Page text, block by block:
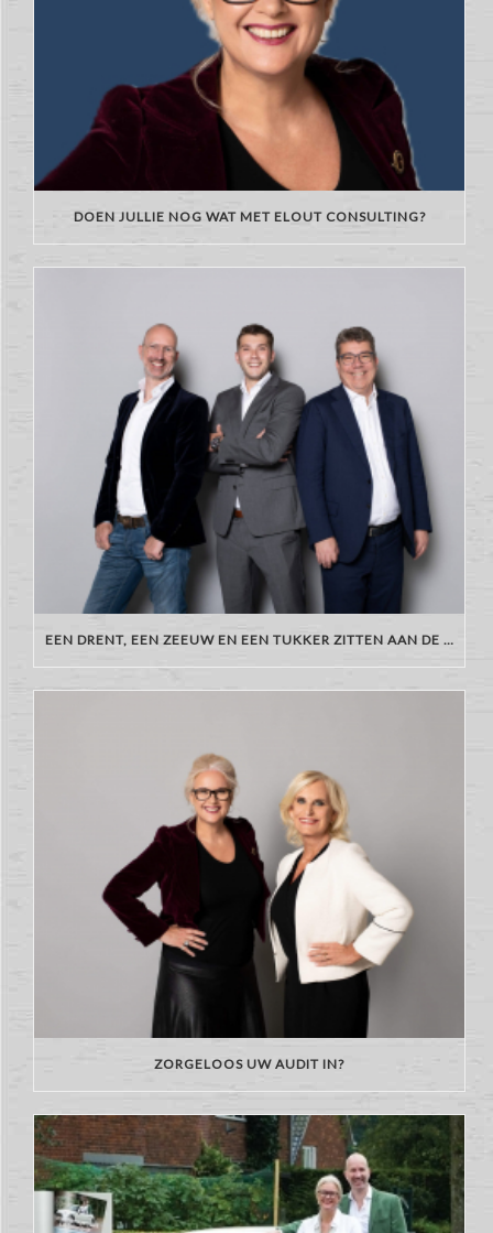
DOEN JULLIE NOG WAT MET ELOUT CONSULTING?
EEN DRENT, EEN ZEEUW EN EEN TUKKER ZITTEN AAN DE BAR…
ZORGELOOS UW AUDIT IN?